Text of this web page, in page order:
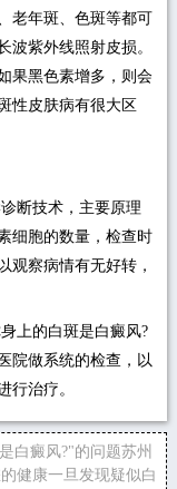
老年斑、色斑等都可
波紫外线照射皮损。
果黑色素增多，则会
性皮肤病有很大区
断技术，主要原理
细胞的数量，检查时
观察病情有无好转，
上的白斑是白癜风?
院做系统的检查，以
行治疗。
白癜风?"的问题苏州
健康一旦发现疑似白